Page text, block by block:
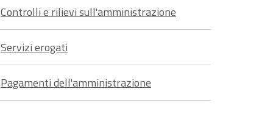
Controlli e rilievi sull'amministrazione
Servizi erogati
Pagamenti dell'amministrazione